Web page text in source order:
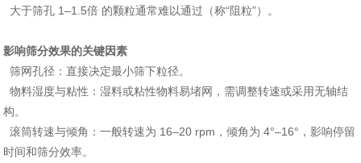
大于筛孔 ‌1–1.5倍‌ 的颗粒通常难以通过（称“阻粒”）‌ 。
影响筛分效果的关键因素
‌ 筛网孔径‌：直接决定最小筛下粒径。
‌ 物料湿度与粘性‌：湿料或粘性物料易堵网，需调整转速或采用无轴结
构。
‌ 滚筒转速与倾角‌：一般转速为 ‌16–20 rpm‌，倾角为 ‌4°–16°‌，影响停留
时间和筛分效率。